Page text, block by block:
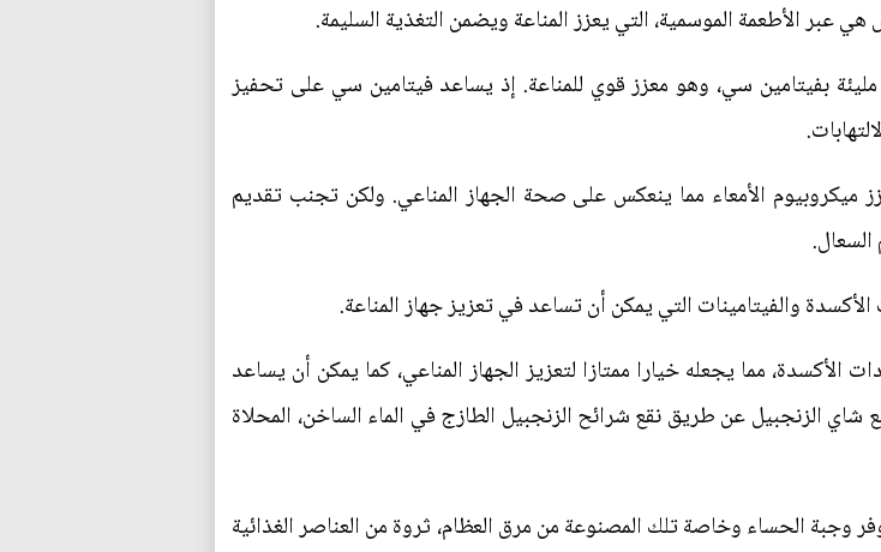
الأطعمة الموسمية، التي يعزز المناعة ويضمن التغذية السليمة.
مليئة بفيتامين سي، وهو معزز قوي للمناعة. إذ يساعد فيتامين سي على تحفيز
ميكروبيوم الأمعاء مما ينعكس على صحة الجهاز المناعي. ولكن تجنب تقديم
السعال.
والفيتامينات التي يمكن أن تساعد في تعزيز جهاز المناعة.
الأكسدة، مما يجعله خيارا ممتازا لتعزيز الجهاز المناعي، كما يمكن أن يساعد
الزنجبيل عن طريق نقع شرائح الزنجبيل الطازج في الماء الساخن، المحلاة
وجبة الحساء وخاصة تلك المصنوعة من مرق العظام، ثروة من العناصر الغذائية